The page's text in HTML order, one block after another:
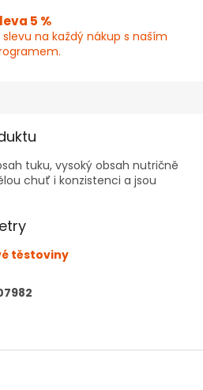
5 %
slevu na každý nákup s naším
tuku, vysoký obsah nutričně
chuť i konzistenci a jsou
těstoviny